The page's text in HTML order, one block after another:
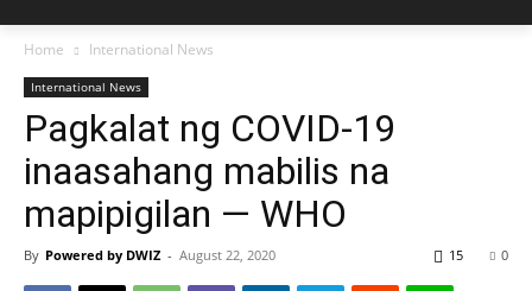
Home International News
International News
Pagkalat ng COVID-19
inaasahang mabilis na
mapipigilan — WHO
By Powered by DWIZ - August 22, 2020 0
15